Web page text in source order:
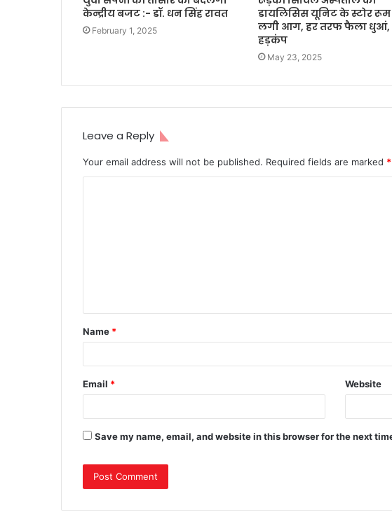
केन्द्रीय बजट :- डॉ. धन सिंह रावत
February 1, 2025
डायलिसिस यूनिट के स्टोर
लगी आग, हर तरफ फैला धुआं,
हड़कंप
May 23, 2025
Leave a Reply
Your email address will not be published. Required fields are marked *
t
*
Name *
Email * Website
Save my name, email, and website in this browser for the next